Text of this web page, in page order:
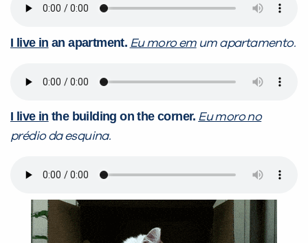
I live in an apartment. Eu moro emum apartamento.
I live in the building on the corner. Eu moro no
prédio da esquina.